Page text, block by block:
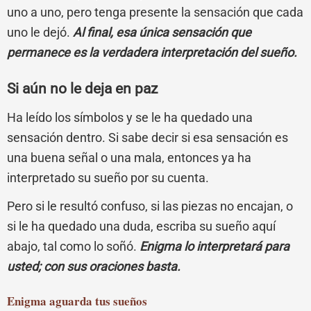
uno a uno, pero tenga presente la sensación que cada
uno le dejó. Al final, esa única sensación que
permanece es la verdadera interpretación del sueño.
Si aún no le deja en paz
Ha leído los símbolos y se le ha quedado una
sensación dentro. Si sabe decir si esa sensación es
una buena señal o una mala, entonces ya ha
interpretado su sueño por su cuenta.
Pero si le resultó confuso, si las piezas no encajan, o
si le ha quedado una duda, escriba su sueño aquí
abajo, tal como lo soñó. Enigma lo interpretará para
usted; con sus oraciones basta.
Enigma aguarda tus sueños